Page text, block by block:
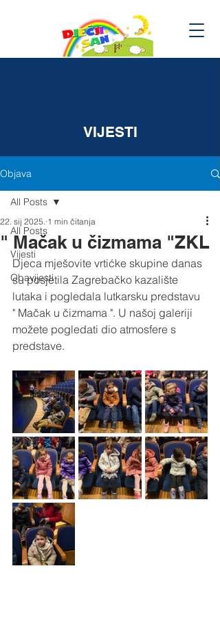
VIJESTI
Objava
All Posts
Vijesti
Obavijesti
All Posts
" Mačak u čizmama "ZKL
22. sij 2025. 1 min čitanja
Djeca mješovite vrtićke skupine danas
su posjetila Zagrebačko kazalište
lutaka i pogledala lutkarsku predstavu
" Mačak u čizmama ". U našoj galeriji
možete pogledati dio atmosfere s
predstave.